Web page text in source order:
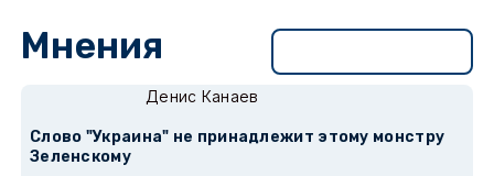
Мнения
Денис Канаев
Слово "Украина" не принадлежит этому монстру
Зеленскому